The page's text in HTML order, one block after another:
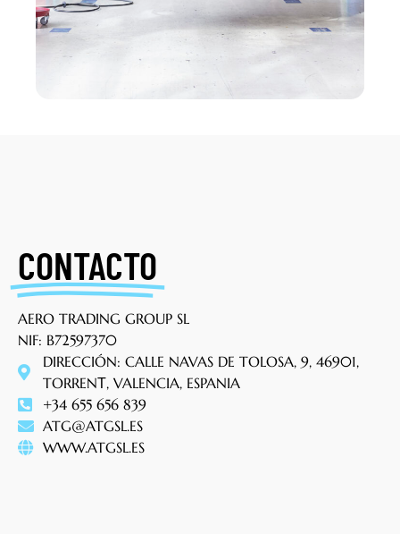
CONTACTO
AERO TRADING GROUP SL
NIF: B72597370
DIRECCIÓN: CALLE NAVAS DE TOLOSA, 9, 46901,
TORRENТ, VALENCIA, ESPANIA
+34 655 656 839
ATG@ATGSL.ES
WWW.ATGSL.ES